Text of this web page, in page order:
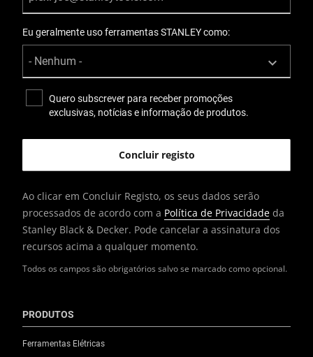
Todos os campos são obrigatórios salvo se marcado como opcional.
Eu geralmente uso ferramentas STANLEY como:
Quero subscrever para receber promoções
exclusivas, notícias e informação de produtos.
Ao clicar em Concluir Registo, os seus dados serão
processados de acordo com a Política de Privacidade da
Stanley Black & Decker. Pode cancelar a assinatura dos
recursos acima a qualquer momento.
PRODUTOS
Ferramentas Elétricas